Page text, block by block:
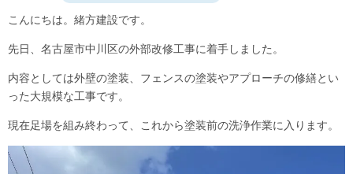
こんにちは。緒方建設です。
先日、名古屋市中川区の外部改修工事に着手しました。
内容としては外壁の塗装、フェンスの塗装やアプローチの修繕とい
った大規模な工事です。
現在足場を組み終わって、これから塗装前の洗浄作業に入ります。